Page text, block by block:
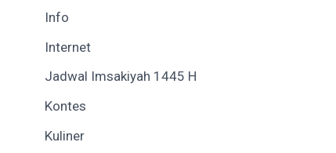
Info
Internet
Jadwal Imsakiyah 1445 H
Kontes
Kuliner